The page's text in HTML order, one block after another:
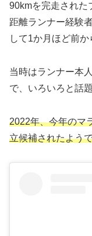
90kmを完走された
距離ランナー経験
して1か月ほど前か
当時はランナー本
で、いろいろと話
2022年、今年のマ
立候補されたよう